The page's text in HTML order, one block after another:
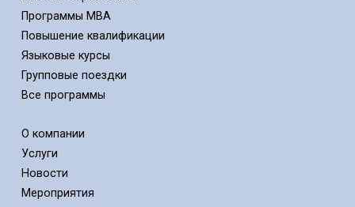
Программы MBA
Повышение квалификации
Языковые курсы
Групповые поездки
Все программы
О компании
Услуги
Новости
Мероприятия